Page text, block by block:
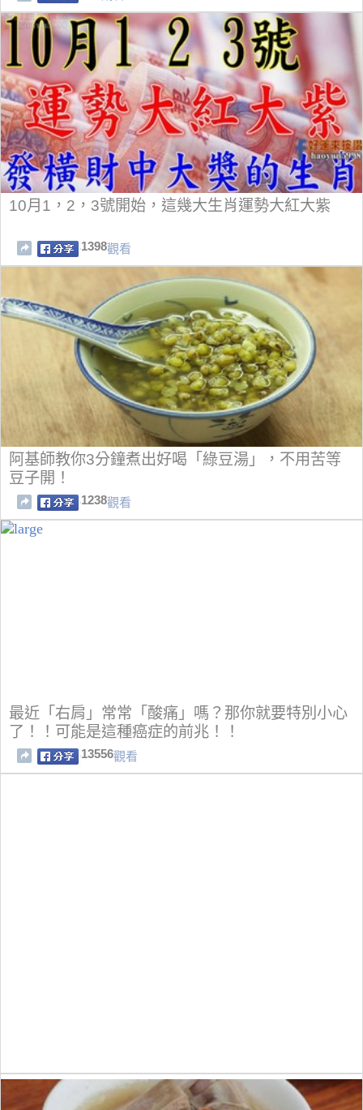
10月1，2，3號開始，這幾大生肖運勢大紅大紫
1398觀看
阿基師教你3分鐘煮出好喝「綠豆湯」，不用苦等
豆子開！
1238觀看
最近「右肩」常常「酸痛」嗎？那你就要特別小心
了！！可能是這種癌症的前兆！！
13556觀看